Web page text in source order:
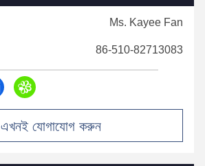
Ms. Kayee Fan
86-510-82713083
এখনই যোগাযোগ করুন